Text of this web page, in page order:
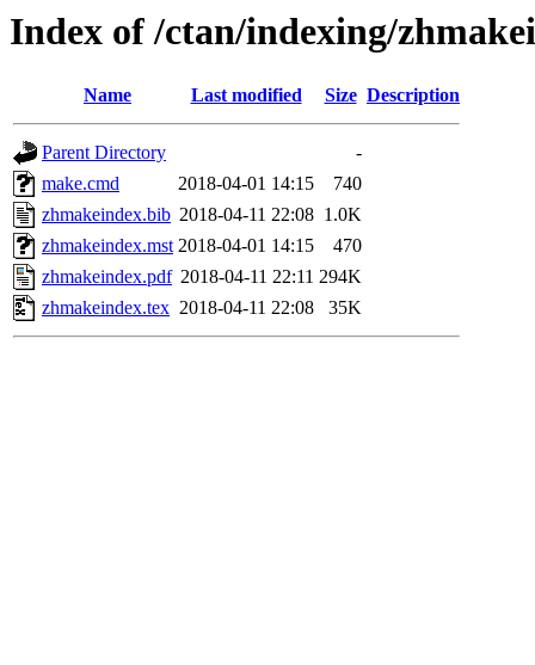
Index of /ctan/indexing/
Name Last modified Size Description
Parent Directory
-
make.cmd
2018-04-01 14:15
740
zhmakeindex.bib 2018-04-11 22:08 1.0K
zhmakeindex.mst 2018-04-01 14:15
470
zhmakeindex.pdf 2018-04-11 22:11 294K
zhmakeindex.tex 2018-04-11 22:08 35K